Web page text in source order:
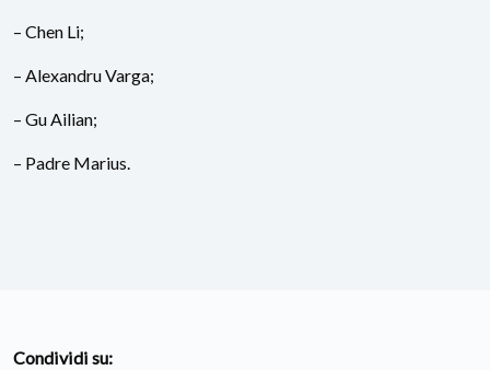
– Chen Li;
– Alexandru Varga;
– Gu Ailian;
– Padre Marius.
Condividi su: